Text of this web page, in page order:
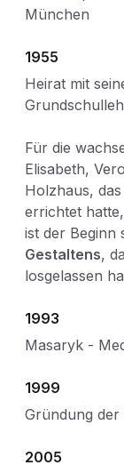
München
1955
Heirat mit
Für die
Elisabeth,
Holzhaus,
errichtet
ist der Beginn
Gestaltens,
losgelassen
1993
Masaryk -
1999
Gründung der
2005